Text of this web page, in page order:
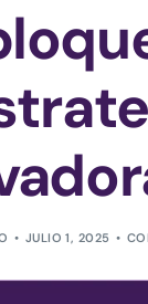
JULIO 1, 2025